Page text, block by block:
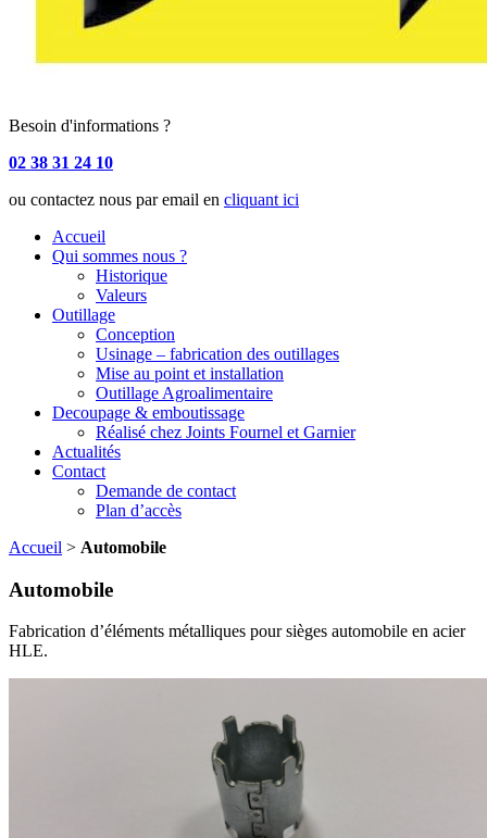
Besoin d'informations ?
02 38 31 24 10
ou contactez nous par email en cliquant ici
Accueil
Qui sommes nous ?
Historique
Valeurs
Outillage
Conception
Usinage – fabrication des outillages
Mise au point et installation
Outillage Agroalimentaire
Decoupage & emboutissage
Réalisé chez Joints Fournel et Garnier
Actualités
Contact
Demande de contact
Plan d’accès
Accueil > Automobile
Automobile
Fabrication d’éléments métalliques pour sièges automobile en acier
HLE.